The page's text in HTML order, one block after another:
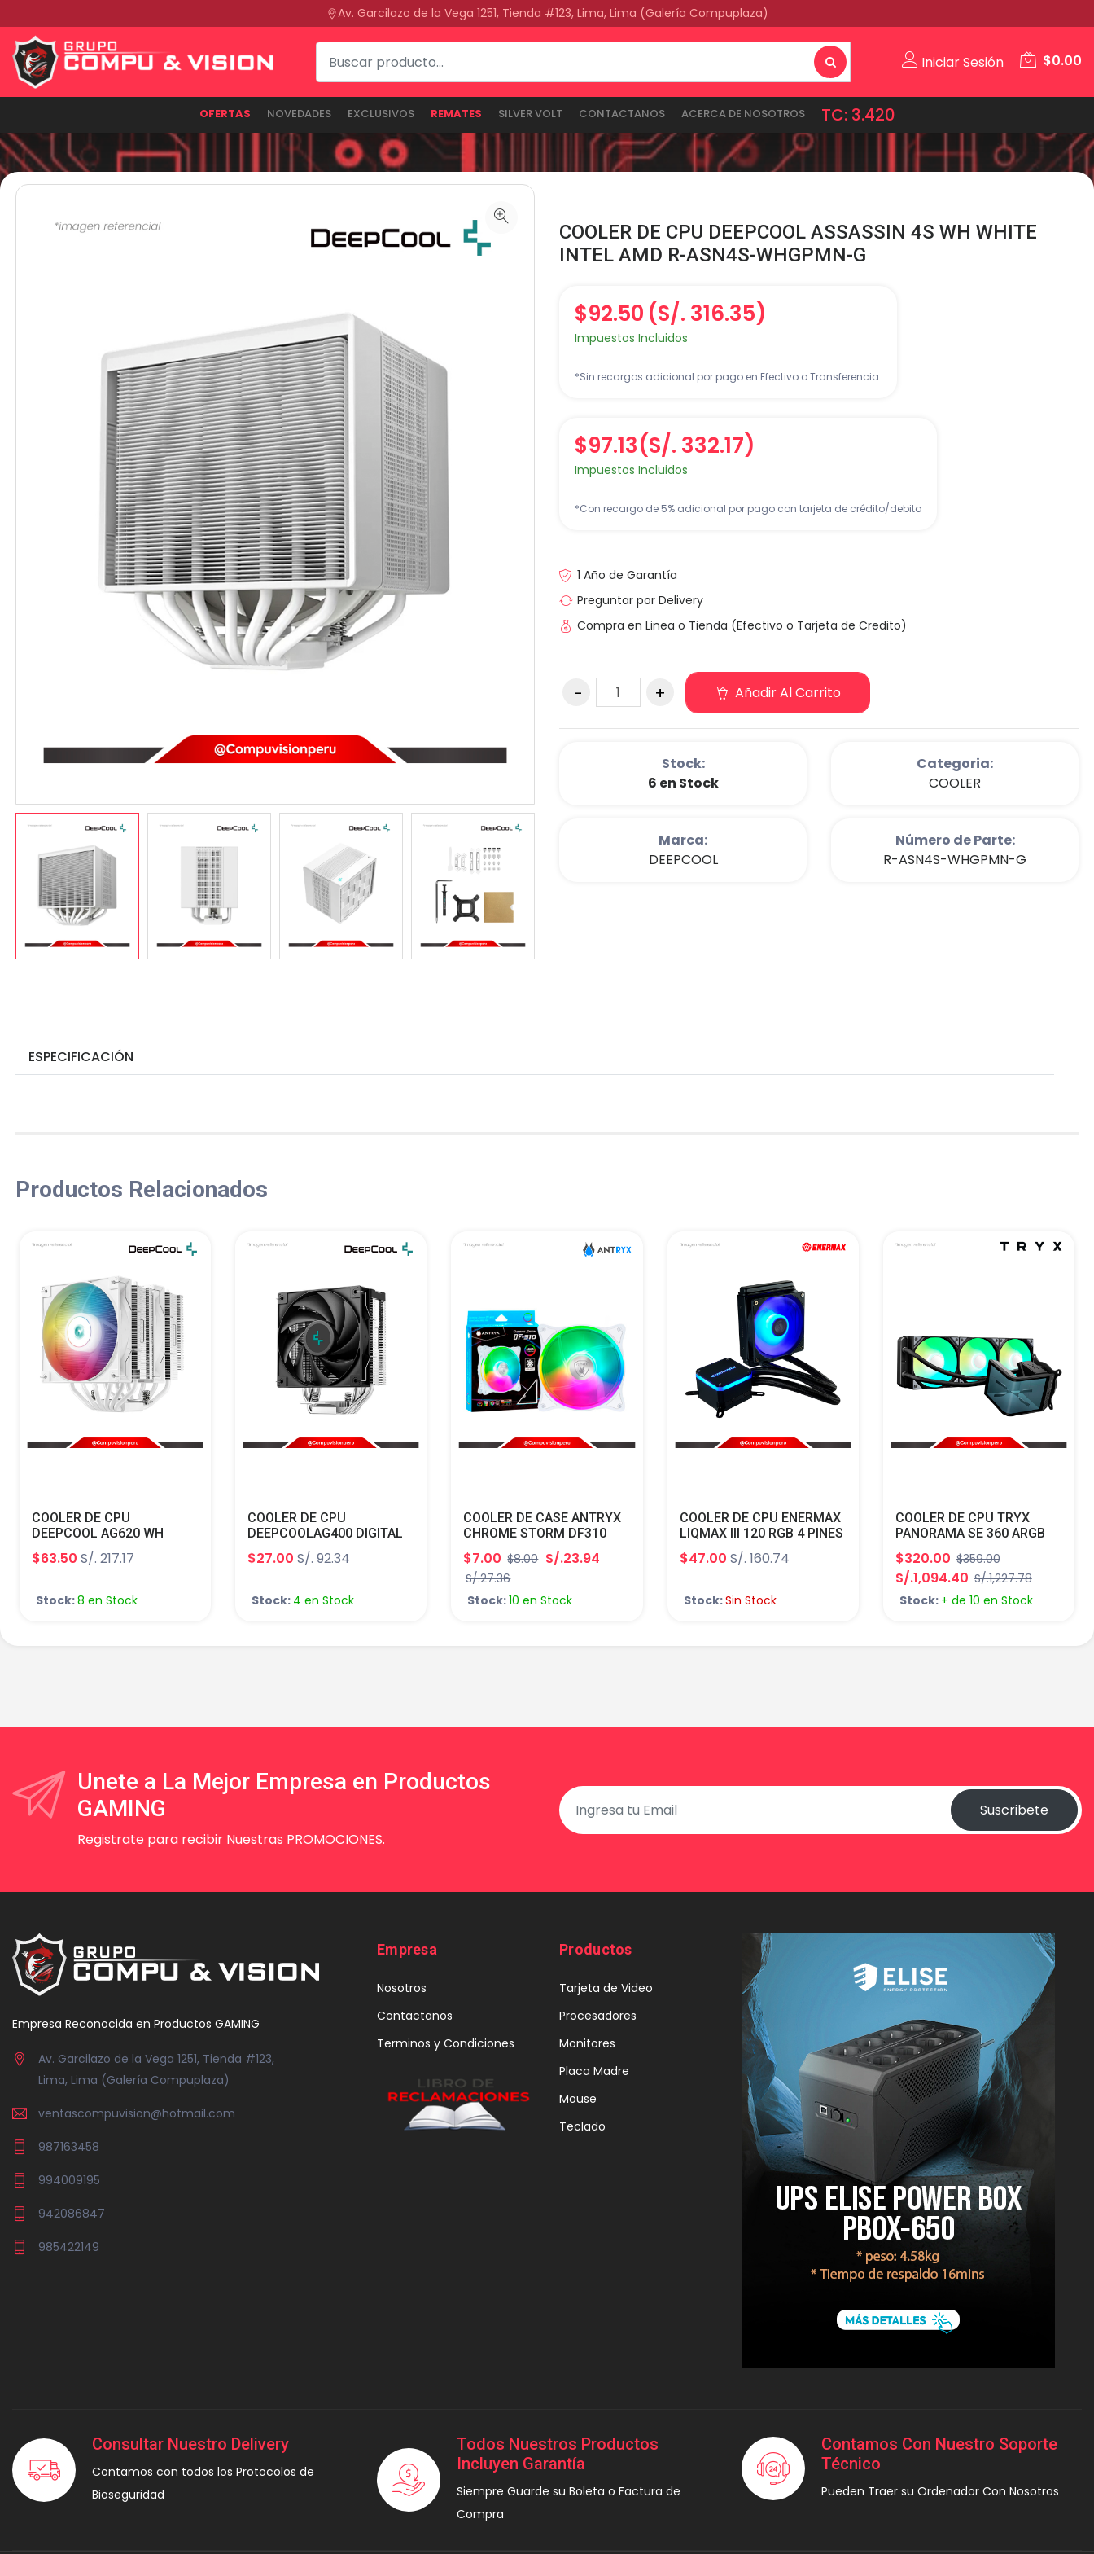
Av. Garcilazo de la Vega 1251, Tienda #123, Lima, Lima (Galería Compuplaza)
Iniciar Sesión $0.00
OFERTAS NOVEDADES EXCLUSIVOS REMATES SILVER VOLT CONTACTANOS ACERCA DE NOSOTROS TC: 3.420
COOLER DE CPU DEEPCOOL ASSASSIN 4S WH WHITE
INTEL AMD R-ASN4S-WHGPMN-G
$92.50 (S/. 316.35)
Impuestos Incluidos
*Sin recargos adicional por pago en Efectivo o Transferencia.
$97.13(S/. 332.17)
Impuestos Incluidos
*Con recargo de 5% adicional por pago con tarjeta de crédito/debito
1 Año de Garantía
Preguntar por Delivery
Compra en Linea o Tienda (Efectivo o Tarjeta de Credito)
Añadir Al Carrito
Stock:
6 en Stock
Categoria:
COOLER
Marca:
DEEPCOOL
Número de Parte:
R-ASN4S-WHGPMN-G
ESPECIFICACIÓN
Productos Relacionados
COOLER DE CPU
DEEPCOOL AG620 WH
ARGB ADDRESSABLE RGB
LED AMD INTEL R-AG620-
$63.50 S/. 217.17
Stock:8 en Stock
COOLER DE CPU
DEEPCOOLAG400 DIGITAL
BLACK INTEL AMD R-
AG400-BKNDMN-G-1
$27.00 S/. 92.34
Stock: 4 en Stock
COOLER DE CASE ANTRYX
CHROME STORM DF310
WHITE 120MM ARGB AFC-
CSDF310W
$7.00 $8.00 S/.23.94
S/.27.36
Stock:10 en Stock
COOLER DE CPU ENERMAX
LIQMAX III 120 RGB 4 PINES
INTEL/AMD
$47.00 S/. 160.74
Stock:Sin Stock
COOLER DE CPU TRYX
PANORAMA SE 360 ARGB
BLACK 360MM AIO
ROTATABLE 6.5 AMOLED
CURVED SCREEN 3D LGA
AMD L-P360L-AM3M-G0K
$320.00 $359.00
S/.1,094.40 S/.1,227.78
Stock: + de 10 en Stock
Unete a La Mejor Empresa en Productos
GAMING
Registrate para recibir Nuestras PROMOCIONES.
Suscribete
Empresa Reconocida en Productos GAMING
Av. Garcilazo de la Vega 1251, Tienda #123,
Lima, Lima (Galería Compuplaza)
ventascompuvision@hotmail.com
987163458
994009195
942086847
985422149
Empresa
Nosotros
Contactanos
Terminos y Condiciones
Productos
Tarjeta de Video
Procesadores
Monitores
Placa Madre
Mouse
Teclado
Consultar Nuestro Delivery
Contamos con todos los Protocolos de
Bioseguridad
Todos Nuestros Productos
Incluyen Garantía
Siempre Guarde su Boleta o Factura de
Compra
Contamos Con Nuestro Soporte
Técnico
Pueden Traer su Ordenador Con Nosotros